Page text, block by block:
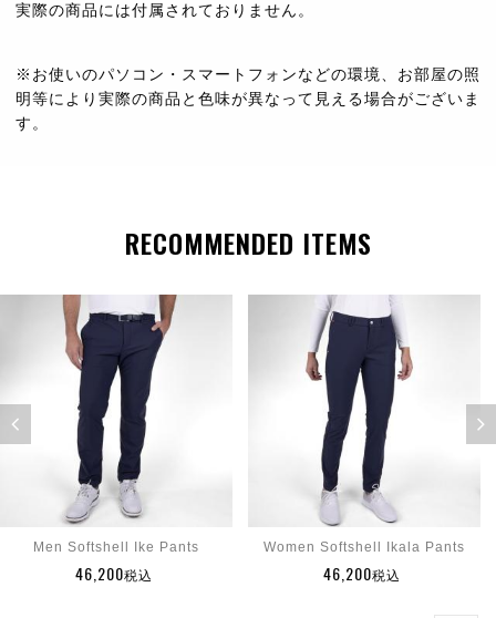
実際の商品には付属されておりません。
※お使いのパソコン・スマートフォンなどの環境、お部屋の照
明等により実際の商品と色味が異なって見える場合がございま
す。
RECOMMENDED ITEMS
Men Softshell Ike Pants
46,200税込
Women Softshell Ikala Pants
46,200税込